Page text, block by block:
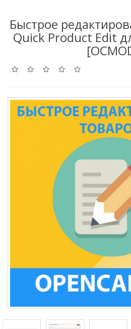
Быстрое
Quick Product Edit